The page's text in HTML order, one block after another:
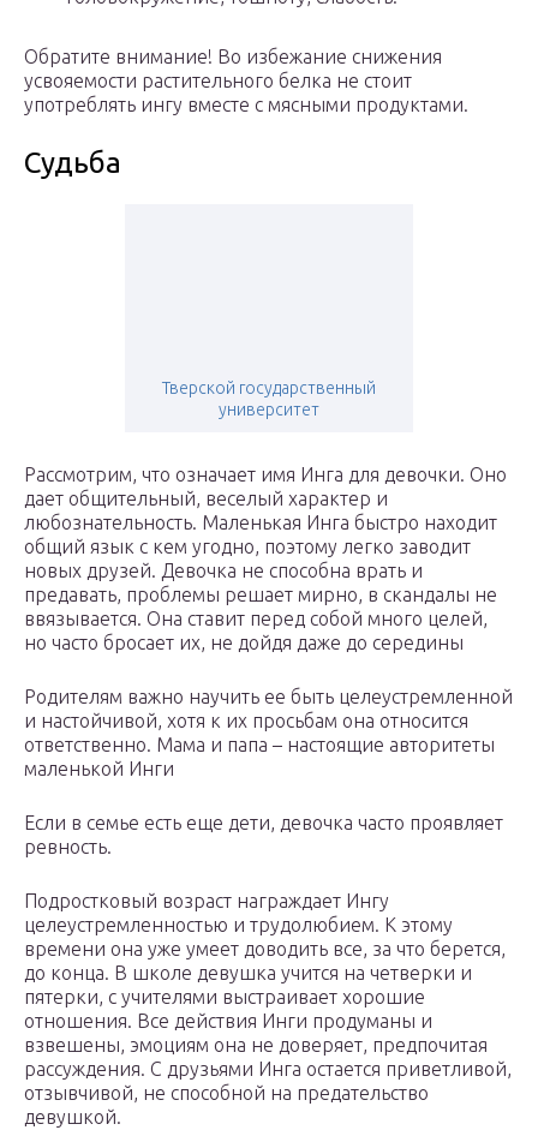
Обратите внимание! Во избежание снижения
усвояемости растительного белка не стоит
употреблять ингу вместе с мясными продуктами.
Судьба
Тверской государственный
университет
Рассмотрим, что означает имя Инга для девочки. Оно
дает общительный, веселый характер и
любознательность. Маленькая Инга быстро находит
общий язык с кем угодно, поэтому легко заводит
новых друзей. Девочка не способна врать и
предавать, проблемы решает мирно, в скандалы не
ввязывается. Она ставит перед собой много целей,
но часто бросает их, не дойдя даже до середины
Родителям важно научить ее быть целеустремленной
и настойчивой, хотя к их просьбам она относится
ответственно. Мама и папа – настоящие авторитеты
маленькой Инги
Если в семье есть еще дети, девочка часто проявляет
ревность.
Подростковый возраст награждает Ингу
целеустремленностью и трудолюбием. К этому
времени она уже умеет доводить все, за что берется,
до конца. В школе девушка учится на четверки и
пятерки, с учителями выстраивает хорошие
отношения. Все действия Инги продуманы и
взвешены, эмоциям она не доверяет, предпочитая
рассуждения. С друзьями Инга остается приветливой,
отзывчивой, не способной на предательство
девушкой.